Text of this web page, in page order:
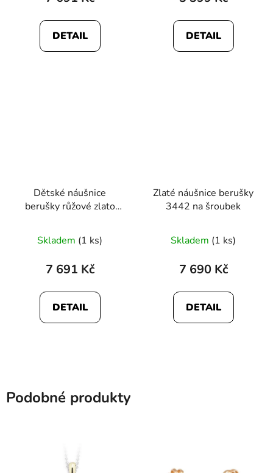
5,0
z
DETAIL DETAIL
Dětské náušnice
berušky růžové zlato
Skladem (1 ks)
7 691 Kč
DETAIL
Zlaté náušnice berušky
3442 na šroubek
Skladem (1 ks)
7 690 Kč
DETAIL
Podobné produkty